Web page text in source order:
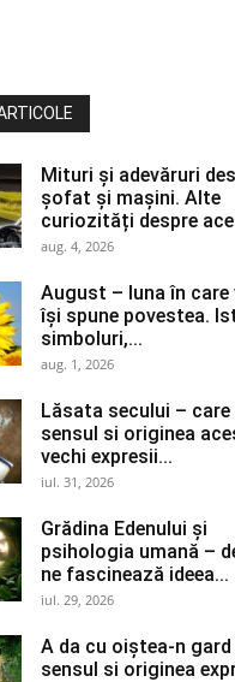
Mituri și adevăruri
șofat și mașini. Alte
curiozități despre
aug. 4, 2026
August – luna în care
își spune povestea.
simboluri,...
aug. 1, 2026
Lăsata secului – care
sensul si originea
vechi expresii...
iul. 31, 2026
Grădina Edenului și
psihologia umană –
ne fascinează ideea...
iul. 29, 2026
A da cu oiștea-n gard
sensul si originea